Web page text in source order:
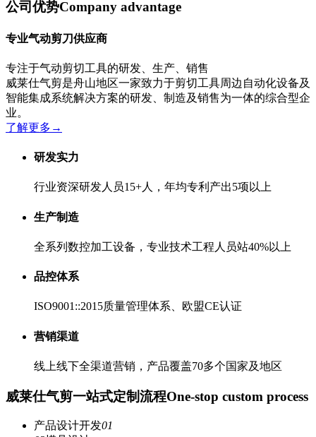
公司优势Company advantage
专业气动剪刀供应商
专注于气动剪切工具的研发、生产、销售
威莱仕气剪是舟山地区一家致力于剪切工具周边自动化设备及
智能集成系统解决方案的研发、制造及销售为一体的综合型企
业。
了解更多 →
研发实力
行业资深研发人员15+人，年均专利产出5项以上
生产制造
全系列数控加工设备，专业技术工程人员站40%以上
品控体系
ISO9001::2015质量管理体系、欧盟CE认证
营销渠道
线上线下全渠道营销，产品覆盖70多个国家及地区
威莱仕气剪一站式定制流程One-stop custom process
产品设计开发01